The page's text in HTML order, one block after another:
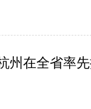
州在全省率